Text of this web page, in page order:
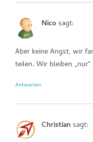
Nicosagt:
Aber keine Angst, wir
teilen. Wir bleiben
Antworten
Christiansagt: